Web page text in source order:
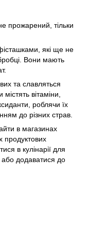
прожарений, тільки
які ще не
Вони мають
та славляться
вітаміни,
роблячи їх
до різних страв.
в магазинах
продуктових
в кулінарії для
або додаватися до